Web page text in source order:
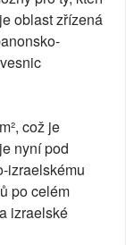
oblast zřízená
což je
nyní pod
izraelskému
po celém
izraelské